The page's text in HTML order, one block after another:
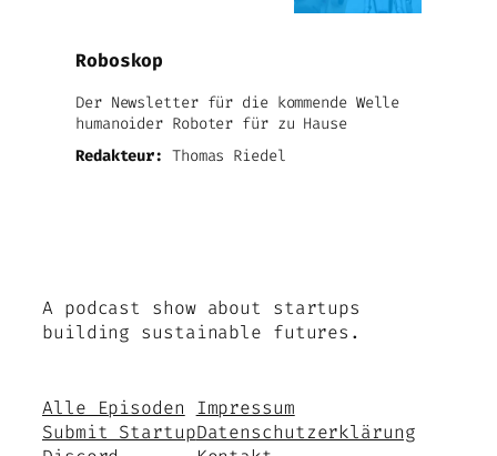
Roboskop
Der Newsletter für die kommende Welle
humanoider Roboter für zu Hause
Redakteur: Thomas Riedel
A podcast show about startups
building sustainable futures.
Alle Episoden
Submit Startup
Impressum
Datenschutzerklärung